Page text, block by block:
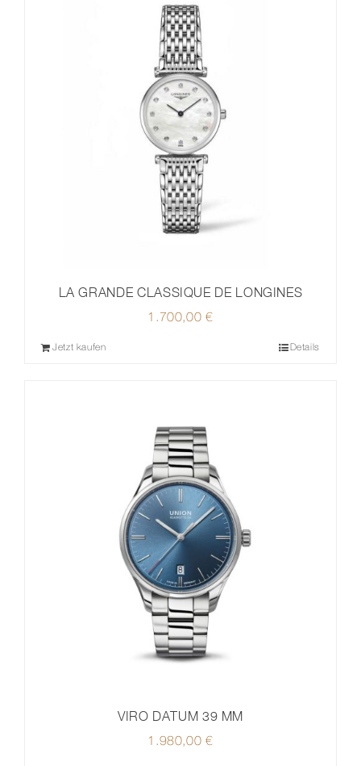
LA GRANDE CLASSIQUE DE LONGINES
1.700,00€
Jetzt kaufen Details
VIRO DATUM 39 MM
1.980,00€